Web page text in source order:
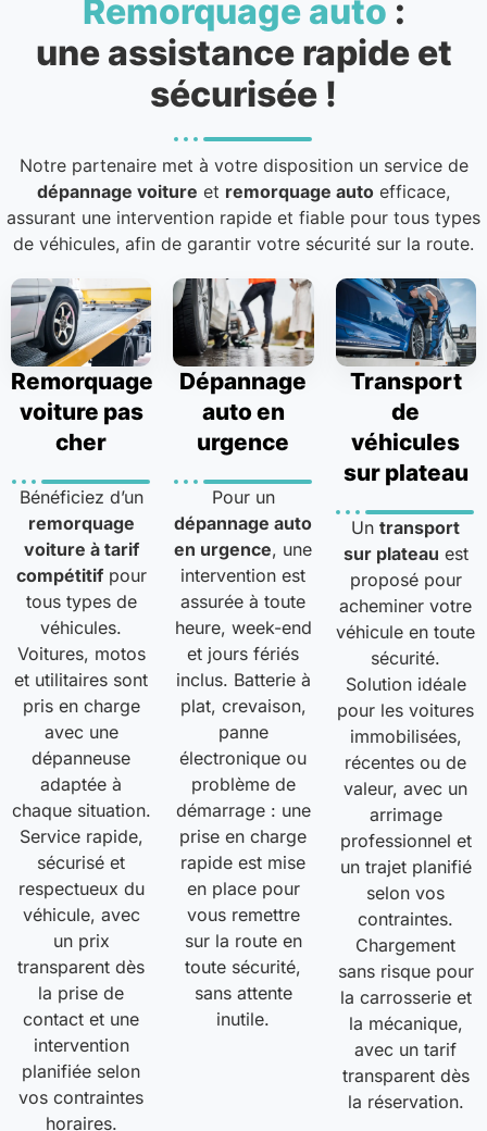
Remorquage auto :
une assistance rapide et
sécurisée !
Notre partenaire met à votre disposition un service de
dépannage voiture et remorquage auto efficace,
assurant une intervention rapide et fiable pour tous types
de véhicules, afin de garantir votre sécurité sur la route.
Remorquage
voiture pas
cher
Bénéficiez d’un
remorquage
voiture à tarif
compétitifpour
tous types de
véhicules.
Voitures, motos
et utilitaires sont
pris en charge
avec une
dépanneuse
adaptée à
chaque situation.
Service rapide,
sécurisé et
respectueux du
véhicule, avec
un prix
transparent dès
la prise de
contact et une
intervention
planifiée selon
vos contraintes
horaires.
Dépannage
auto en
urgence
Pour un
dépannage auto
en urgence, une
intervention est
assurée à toute
heure, week-end
et jours fériés
inclus. Batterie à
plat, crevaison,
panne
électronique ou
problème de
démarrage : une
prise en charge
rapide est mise
en place pour
vous remettre
sur la route en
toute sécurité,
sans attente
inutile.
Transport
de
véhicules
sur plateau
Untransport
sur plateau est
proposé pour
acheminer votre
véhicule en toute
sécurité.
Solution idéale
pour les voitures
immobilisées,
récentes ou de
valeur, avec un
arrimage
professionnel et
un trajet planifié
selon vos
contraintes.
Chargement
sans risque pour
la carrosserie et
la mécanique,
avec un tarif
transparent dès
la réservation.